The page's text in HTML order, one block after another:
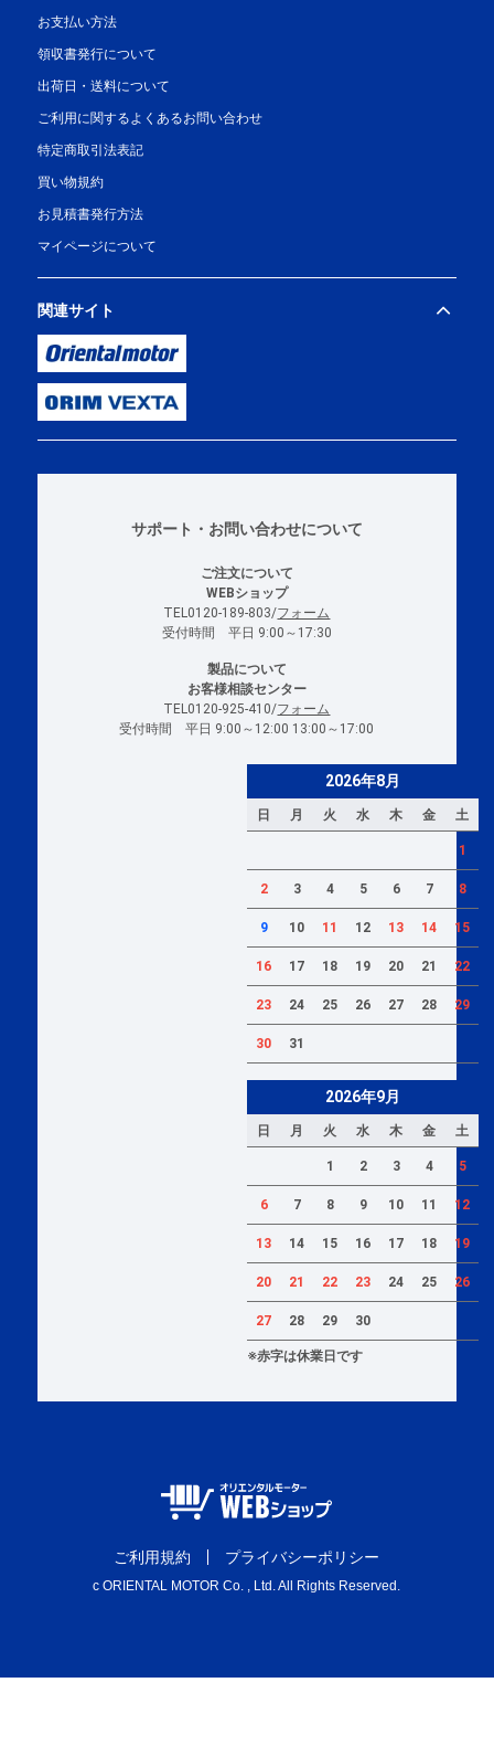
お支払い方法
領収書発行について
出荷日・送料について
ご利用に関するよくあるお問い合わせ
特定商取引法表記
買い物規約
お見積書発行方法
マイページについて
関連サイト
サポート・お問い合わせについて
ご注文について
WEBショップ
TEL0120-189-803/フォーム
受付時間 平日 9:00～17:30
製品について
お客様相談センター
TEL0120-925-410/フォーム
受付時間 平日 9:00～12:00 13:00～17:00
ご利用規約 プライバシーポリシー
c ORIENTAL MOTOR Co. , Ltd. All Rights Reserved.
2026年8月
日 月 火 水 木 金 土
1
2 3 4 5 6 7 8
9 10 11 12 13 14 15
16 17 18 19 20 21 22
23 24 25 26 27 28 29
30 31
2026年9月
日 月 火 水 木 金 土
1 2 3 4 5
6 7 8 9 10 11 12
13 14 15 16 17 18 19
20 21 22 23 24 25 26
27 28 29 30
※赤字は休業日です